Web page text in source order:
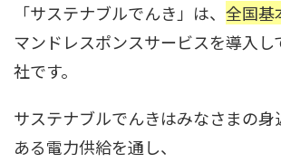
「サステナブルでんき」は、 全国基
マンドレスポンスサービスを導入し
社です。
サステナブルでんきはみなさまの身
ある電力供給を通し、